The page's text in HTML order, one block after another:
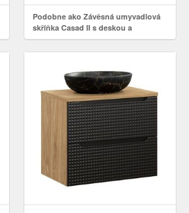
Podobne ako Závěsná umyvadlová
skříňka Casad II s deskou a
umyvadlem 80 cm černá/dub wotan